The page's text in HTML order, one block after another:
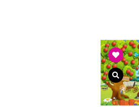
צפייה מהירה